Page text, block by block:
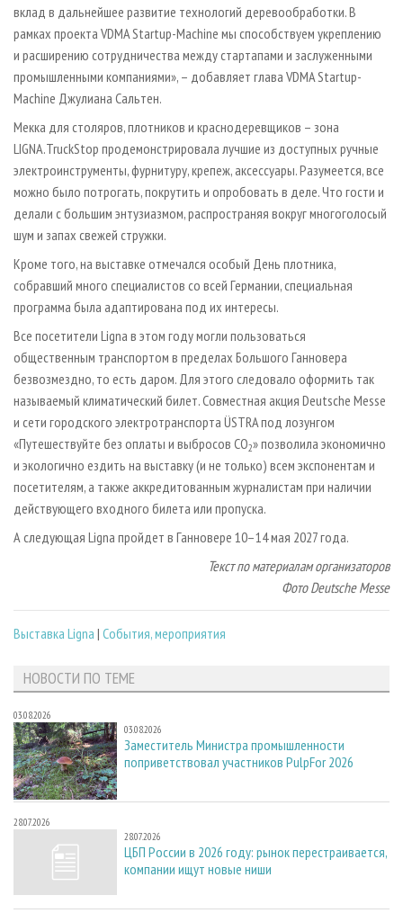
вклад в дальнейшее развитие технологий деревообработки. В
рамках проекта VDMA Startup-Machine мы способствуем укреплению
и расширению сотрудничества между стартапами и заслуженными
промышленными компаниями», – добавляет глава VDMA Startup-
Machine Джулиана Сальтен.
Мекка для столяров, плотников и краснодеревщиков – зона
LIGNA.TruckStop продемонстрировала лучшие из доступных ручные
электроинструменты, фурнитуру, крепеж, аксессуары. Разумеется, все
можно было потрогать, покрутить и опробовать в деле. Что гости и
делали с большим энтузиазмом, распространяя вокруг многоголосый
шум и запах свежей стружки.
Кроме того, на выставке отмечался особый День плотника,
собравший много специалистов со всей Германии, специальная
программа была адаптирована под их интересы.
Все посетители Ligna в этом году могли пользоваться
общественным транспортом в пределах Большого Ганновера
безвозмездно, то есть даром. Для этого следовало оформить так
называемый климатический билет. Совместная акция Deutsche Messe
и сети городского электротранспорта ÜSTRA под лозунгом
«Путешествуйте без оплаты и выбросов CO2» позволила экономично
и экологично ездить на выставку (и не только) всем экспонентам и
посетителям, а также аккредитованным журналистам при наличии
действующего входного билета или пропуска.
А следующая Ligna пройдет в Ганновере 10–14 мая 2027 года.
Текст по материалам организаторов
Фото Deutsche Messe
Выставка Ligna | События, мероприятия
НОВОСТИ ПО ТЕМЕ
03.08.2026
03.08.2026
Заместитель Министра промышленности
поприветствовал участников PulpFor 2026
28.07.2026
28.07.2026
ЦБП России в 2026 году: рынок перестраивается,
компании ищут новые ниши